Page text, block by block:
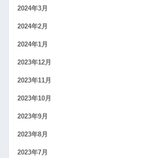
2024年3月
2024年2月
2024年1月
2023年12月
2023年11月
2023年10月
2023年9月
2023年8月
2023年7月